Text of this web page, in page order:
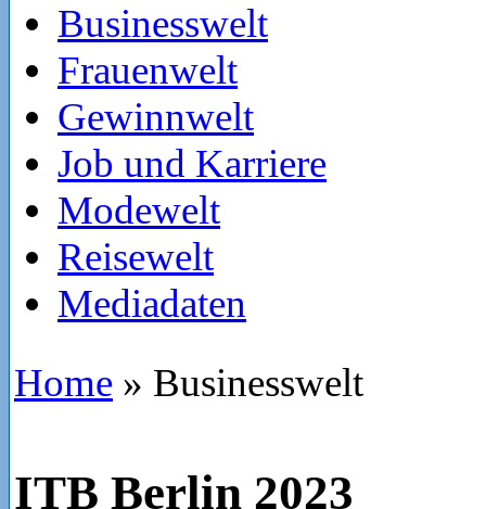
Businesswelt
Frauenwelt
Gewinnwelt
Job und Karriere
Modewelt
Reisewelt
Mediadaten
Home » Businesswelt
ITB Berlin 2023